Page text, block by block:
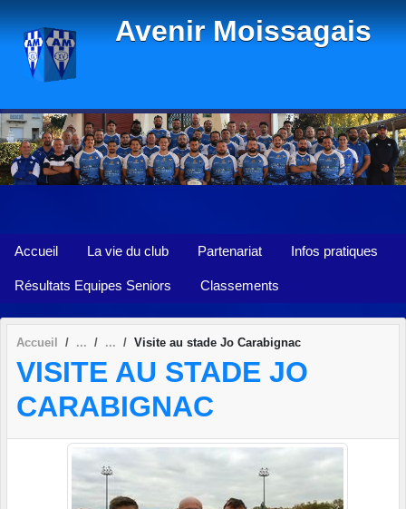
Avenir Moissagais
Accueil La vie du club Partenariat Infos pratiques
Résultats Equipes Seniors Classements
Accueil Visite au stade Jo Carabignac
VISITE AU STADE JO
CARABIGNAC